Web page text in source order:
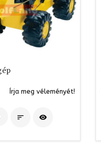
Írja meg véleményét!
 